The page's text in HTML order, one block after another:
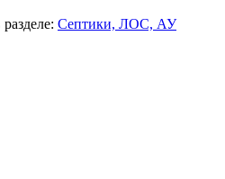
разделе: Септики, ЛОС, АУ